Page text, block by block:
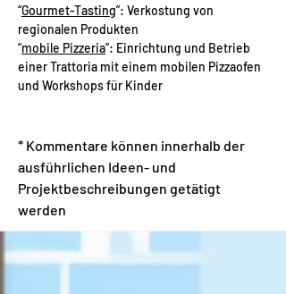
“Gourmet-Tasting”: Verkostung von
regionalen Produkten
“mobile Pizzeria”: Einrichtung und Betrieb
einer Trattoria mit einem mobilen Pizzaofen
und Workshops für Kinder
* Kommentare können innerhalb der
ausführlichen Ideen- und
Projektbeschreibungen getätigt
werden